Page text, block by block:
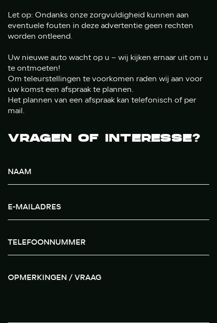
Let op: Ondanks onze zorgvuldigheid kunnen aan
eventuele fouten in deze advertentie geen rechten
worden ontleend.
Uw nieuwe auto wacht op u – wij kijken ernaar uit om u
te ontmoeten!
Om teleurstellingen te voorkomen raden wij aan voor
uw komst een afspraak te plannen.
Het plannen van een afspraak kan telefonisch of per
mail.
VRAGEN OF INTERESSE?